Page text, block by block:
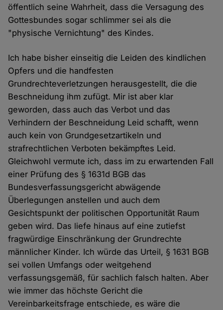
öffentlich seine Wahrheit, dass die Versagung des
Gottesbundes sogar schlimmer sei als die
"physische Vernichtung" des Kindes.
Ich habe bisher einseitig die Leiden des kindlichen
Opfers und die handfesten
Grundrechteverletzungen herausgestellt, die die
Beschneidung ihm zufügt. Mir ist aber klar
geworden, dass auch das Verbot und das
Verhindern der Beschneidung Leid schafft, wenn
auch kein von Grundgesetzartikeln und
strafrechtlichen Verboten bekämpftes Leid.
Gleichwohl vermute ich, dass im zu erwartenden Fall
einer Prüfung des § 1631d BGB das
Bundesverfassungsgericht abwägende
Überlegungen anstellen und auch dem
Gesichtspunkt der politischen Opportunität Raum
geben wird. Das liefe hinaus auf eine zutiefst
fragwürdige Einschränkung der Grundrechte
männlicher Kinder. Ich würde das Urteil, § 1631 BGB
sei vollen Umfangs oder weitgehend
verfassungsgemäß, für sachlich falsch halten. Aber
wie immer das höchste Gericht die
Vereinbarkeitsfrage entschiede, es wäre die